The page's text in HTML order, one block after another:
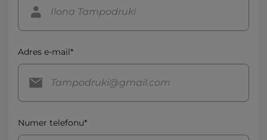
Adres e-mail*
Numer telefonu*